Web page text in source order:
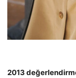
2013